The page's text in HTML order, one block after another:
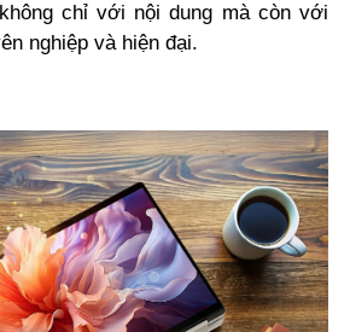
chỉ với nội dung mà còn với
nghiệp và hiện đại.